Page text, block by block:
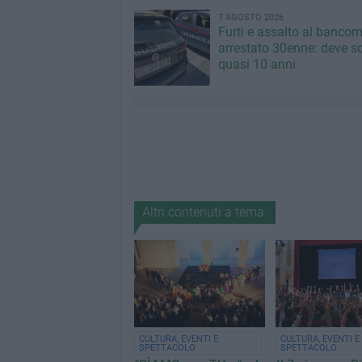
7 AGOSTO 2026
Furti e assalto al
arrestato 30enne: deve
quasi 10 anni
Altri contenuti a tema
CULTURA, EVENTI E
SPETTACOLO
CULTURA, EVENTI E
SPETTACOLO